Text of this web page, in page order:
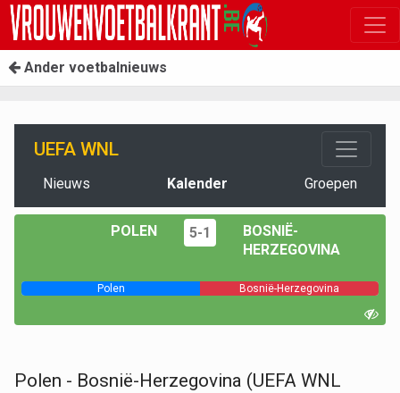
Ander voetbalnieuws
UEFA WNL
Nieuws Kalender Groepen
POLEN 5-1
BOSNIË-
HERZEGOVINA
Polen Bosnië-Herzegovina
Polen - Bosnië-Herzegovina (UEFA WNL